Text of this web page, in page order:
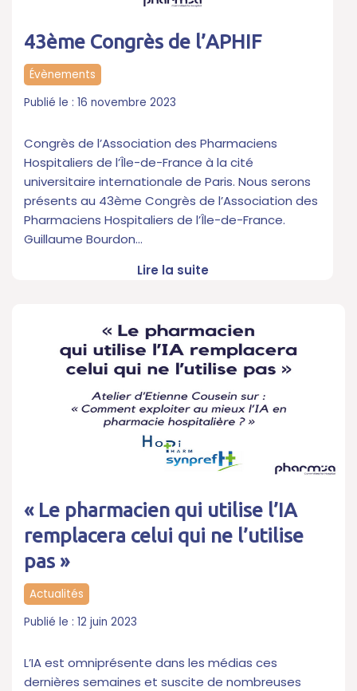
43ème Congrès de l’APHIF
Évènements
16 novembre 2023
Congrès de l’Association des Pharmaciens
Hospitaliers de l’Île-de-France à la cité
universitaire internationale de Paris. Nous serons
présents au 43ème Congrès de l’Association des
Pharmaciens Hospitaliers de l’Île-de-France.
Guillaume Bourdon…
Lire la suite
« Le pharmacien qui utilise l’IA
remplacera celui qui ne l’utilise
pas »
Actualités
12 juin 2023
L’IA est omniprésente dans les médias ces
dernières semaines et suscite de nombreuses